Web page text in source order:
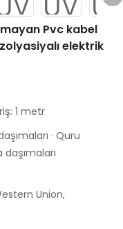
Pvc kabel
elektrik
1 metr
· Quru
daşımaları
Union,